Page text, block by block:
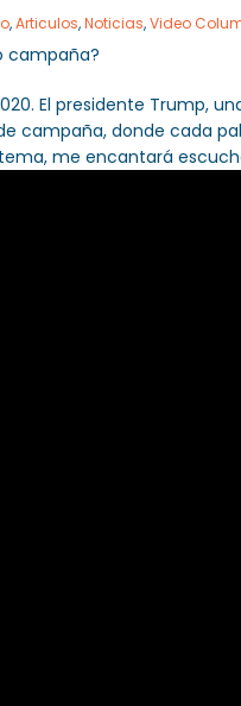
,Articulos,Noticias,Video
campaña?
El presidente Trump,
campaña, donde cada
me encantará